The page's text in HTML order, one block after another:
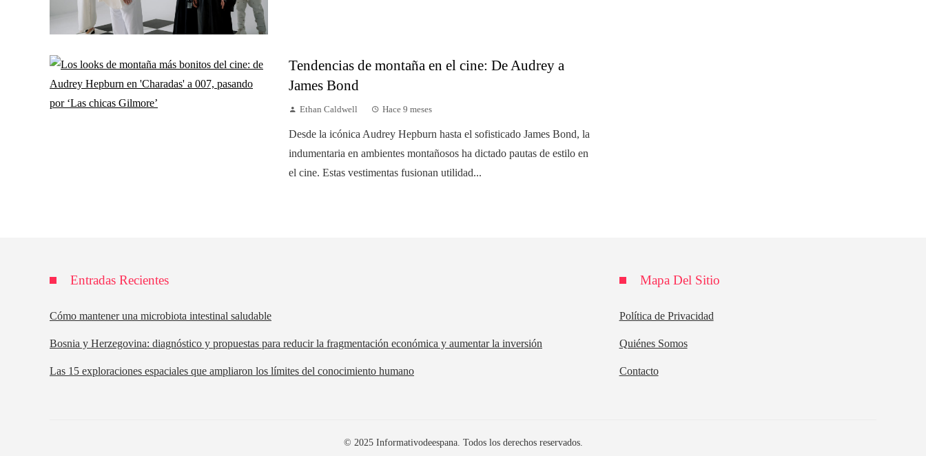
Tendencias de montaña en el cine: De Audrey a
James Bond
Ethan Caldwell Hace 9 meses
Desde la icónica Audrey Hepburn hasta el sofisticado James Bond, la
indumentaria en ambientes montañosos ha dictado pautas de estilo en
el cine. Estas vestimentas fusionan utilidad...
Entradas Recientes
Cómo mantener una microbiota intestinal saludable
Bosnia y Herzegovina: diagnóstico y propuestas para reducir la fragmentación económica y aumentar la inversión
Las 15 exploraciones espaciales que ampliaron los límites del conocimiento humano
Mapa Del Sitio
Política de Privacidad
Quiénes Somos
Contacto
© 2025 Informativodeespana. Todos los derechos reservados.